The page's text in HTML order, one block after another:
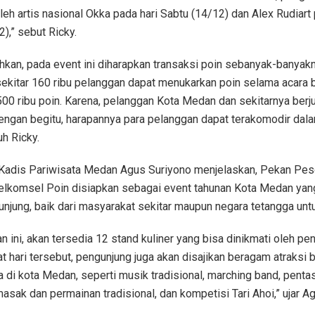
artis nasional Okka pada hari Sabtu (14/12) dan Alex Rudiart
sebut Ricky.
pada event ini diharapkan transaksi poin sebanyak-
160 ribu pelanggan dapat menukarkan poin selama acara
ribu poin. Karena, pelanggan Kota Medan dan sekitarnya
begitu, harapannya para pelanggan dapat terakomodir
Ricky.
Pariwisata Medan Agus Suriyono menjelaskan, Pekan
Poin disiapkan sebagai event tahunan Kota Medan
baik dari masyarakat sekitar maupun negara tetangga
ini, akan tersedia 12 stand kuliner yang bisa dinikmati oleh
hari tersebut, pengunjung juga akan disajikan beragam atraksi
di kota Medan, seperti musik tradisional, marching band,
dan permainan tradisional, dan kompetisi Tari Ahoi,” ujar